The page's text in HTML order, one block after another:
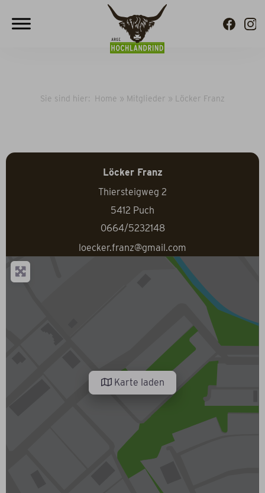
Sie sind hier: Home » Mitglieder » Löcker Franz
Löcker Franz
Thiersteigweg 2
5412 Puch
0664/5232148
loecker.franz@gmail.com
Karte laden